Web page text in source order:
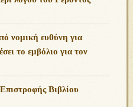
νομική ευθύνη για
το εμβόλιο για τον
Βιβλίου